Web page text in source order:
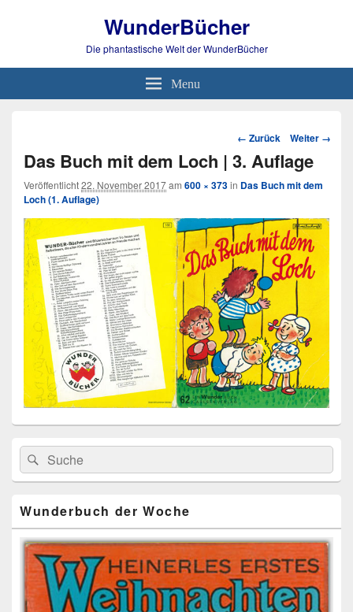
WunderBücher
Die phantastische Welt der WunderBücher
Menu
Bild-
Navigation
← Zurück Weiter →
Das Buch mit dem Loch | 3. Auflage
Veröffentlicht22. November 2017am 600 × 373in Das Buch mit dem
Loch (1. Auflage)
Primärer
Seitenleisten
Widget-
Bereich
Search
for:
Suche
Wunderbuch der Woche